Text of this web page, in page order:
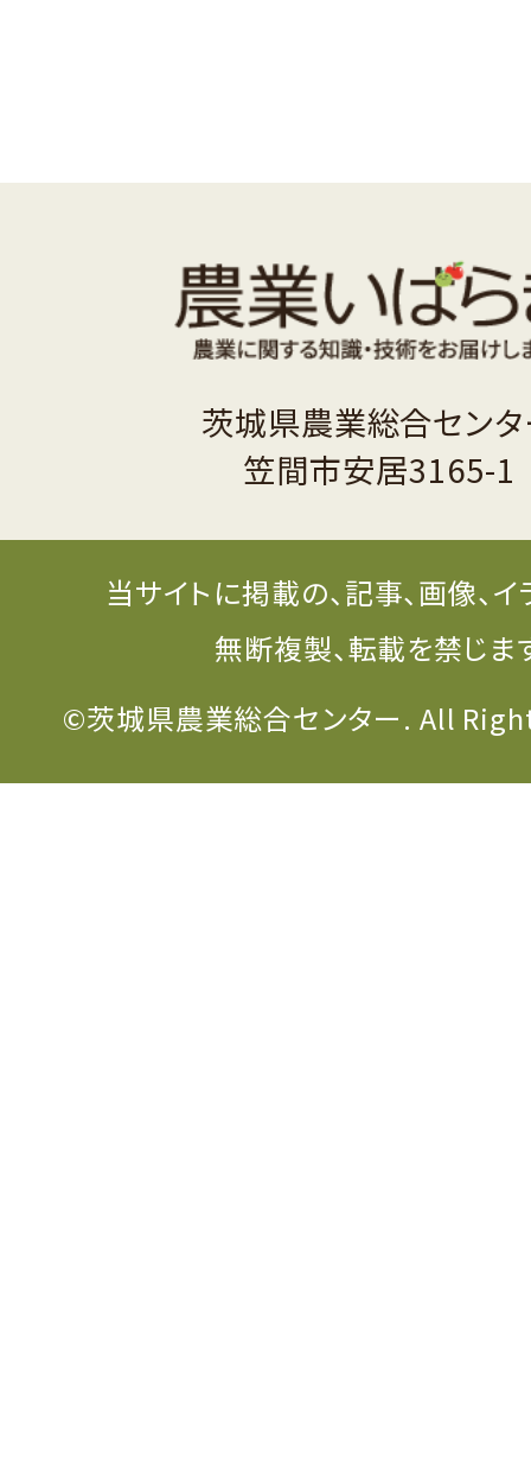
茨城県農業総合セン
笠間市安居3165-1
当サイトに掲載の、記事、画像、
無断複製、転載を禁じま
©茨城県農業総合センター. All